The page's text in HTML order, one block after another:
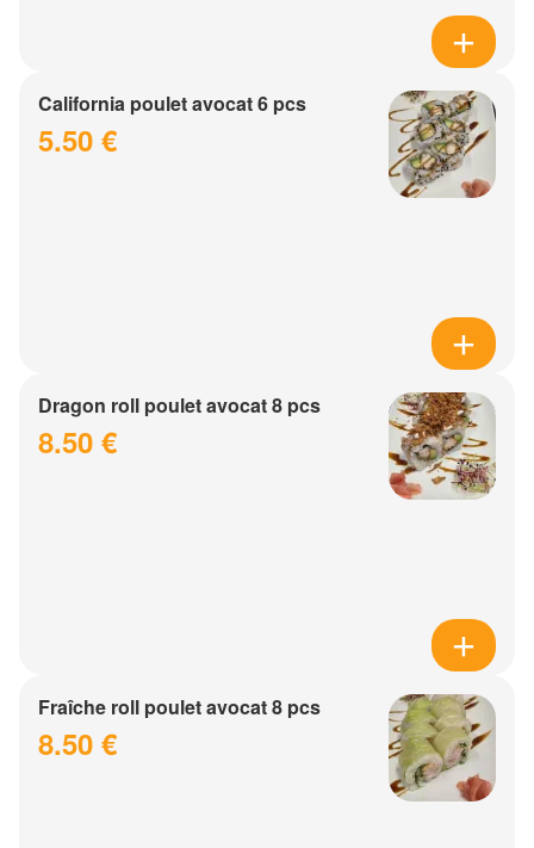
California poulet avocat 6 pcs
5.50 €
Dragon roll poulet avocat 8 pcs
8.50 €
Fraîche roll poulet avocat 8 pcs
8.50 €